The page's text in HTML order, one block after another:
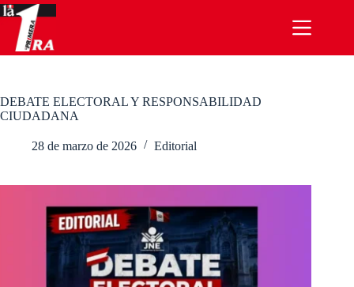
Saltar
al
contenido
DEBATE ELECTORAL Y RESPONSABILIDAD
CIUDADANA
28 de marzo de 2026 Editorial